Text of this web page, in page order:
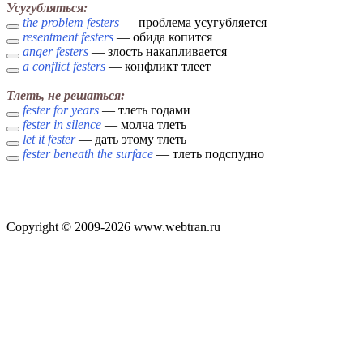
Усугубляться:
the problem festers — проблема усугубляется
resentment festers — обида копится
anger festers — злость накапливается
a conflict festers — конфликт тлеет
Тлеть, не решаться:
fester for years — тлеть годами
fester in silence — молча тлеть
let it fester— дать этому тлеть
fester beneath the surface — тлеть подспудно
Copyright © 2009-2026 www.webtran.ru